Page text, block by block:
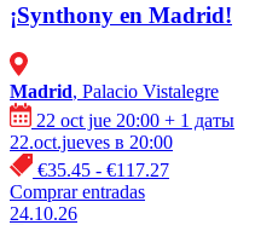
¡Synthony en Madrid!
Madrid, Palacio Vistalegre
22 oct jue 20:00 + 1 даты
22.oct.jueves в 20:00
€35.45 - €117.27
Comprar entradas
24.10.26